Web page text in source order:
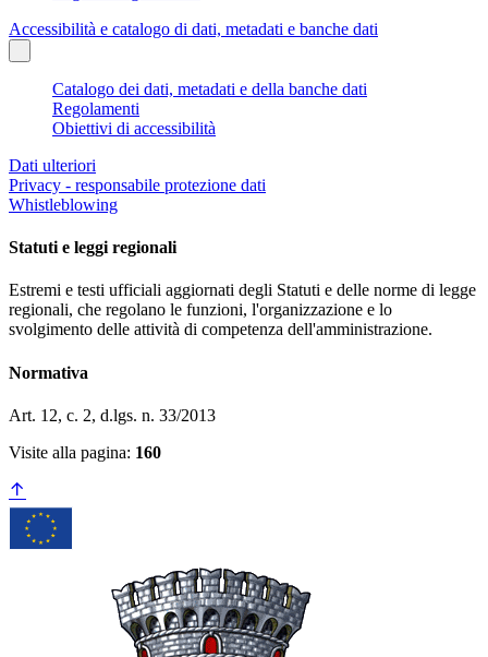
Accessibilità e catalogo di dati, metadati e banche dati
Catalogo dei dati, metadati e della banche dati
Regolamenti
Obiettivi di accessibilità
Dati ulteriori
Privacy - responsabile protezione dati
Whistleblowing
Statuti e leggi regionali
Estremi e testi ufficiali aggiornati degli Statuti e delle norme di legge
regionali, che regolano le funzioni, l'organizzazione e lo
svolgimento delle attività di competenza dell'amministrazione.
Normativa
Art. 12, c. 2, d.lgs. n. 33/2013
Visite alla pagina: 160